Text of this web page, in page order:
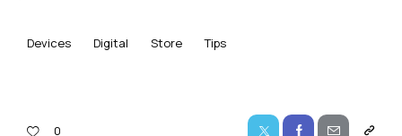
Devices Digital Store Tips
0